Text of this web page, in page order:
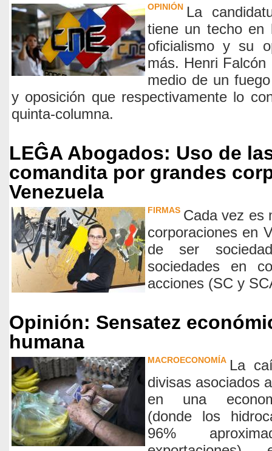
OPINIÓN La
tiene un techo en
oficialismo y su
más. Henri
medio de un
y oposición que respectivamente lo
quinta-columna.
LEĜA Abogados: Uso de
comandita por grandes
Venezuela
FIRMAS Cada vez es
corporaciones en
de ser
sociedades en
acciones (SC y
Opinión: Sensatez
humana
MACROECONOMÍA La
divisas asociados
en una
(donde los
96%